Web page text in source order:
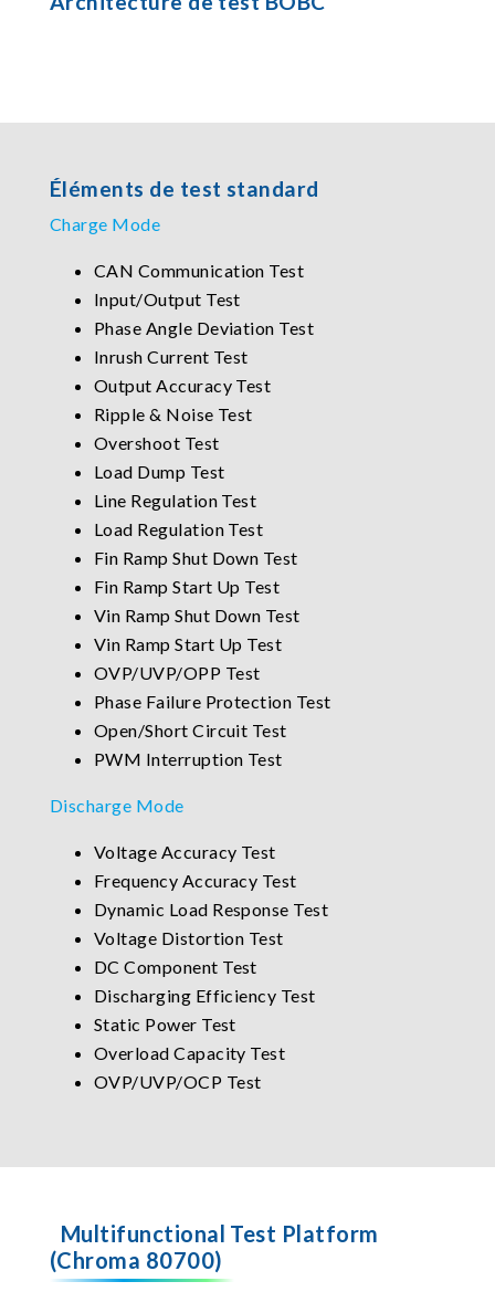
Éléments de test standard
Charge Mode
CAN Communication Test
Input/Output Test
Phase Angle Deviation Test
Inrush Current Test
Output Accuracy Test
Ripple & Noise Test
Overshoot Test
Load Dump Test
Line Regulation Test
Load Regulation Test
Fin Ramp Shut Down Test
Fin Ramp Start Up Test
Vin Ramp Shut Down Test
Vin Ramp Start Up Test
OVP/UVP/OPP Test
Phase Failure Protection Test
Open/Short Circuit Test
PWM Interruption Test
Discharge Mode
Voltage Accuracy Test
Frequency Accuracy Test
Dynamic Load Response Test
Voltage Distortion Test
DC Component Test
Discharging Efficiency Test
Static Power Test
Overload Capacity Test
OVP/UVP/OCP Test
Multifunctional Test Platform
(Chroma 80700)